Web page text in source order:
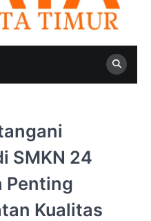
SMKN 24
Penting
Kualitas